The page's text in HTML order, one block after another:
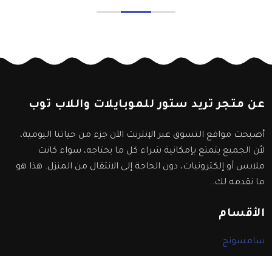
عن متجر تريد ستور للموبايلات واللاب توب
أصبحت مواقع التسوق عبر الإنترنت الآن جزء من حياتنا اليومية،
لأن الجميع يتمتع بإمكانية شراء كل ما يحتاجه، سواء كانت
ملابس أو إلكترونيات، دون الحاجة إلى الانتقال من المنزل. هذا هو
ما نقدمه لك..
الأقسام
سامسونج